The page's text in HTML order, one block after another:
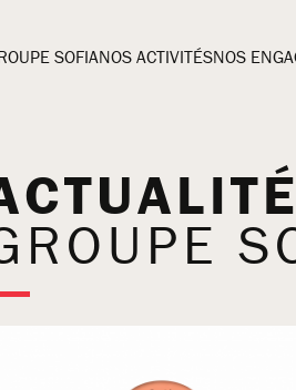
SOFIANOS ACTIVITÉSNOS